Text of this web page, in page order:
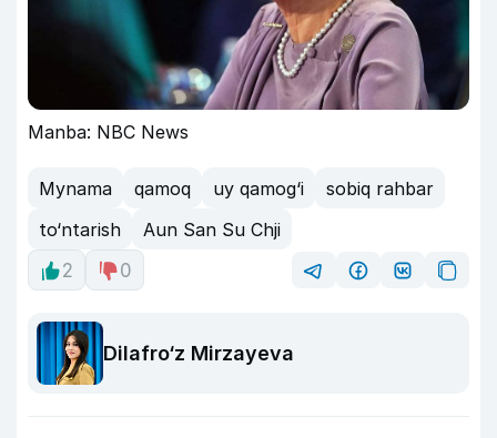
Manba: NBC News
Mynama qamoq uy qamog‘i
sobiq rahbar
to‘ntarish
Aun San Su Chji
2
0
Dilafro‘z Mirzayeva